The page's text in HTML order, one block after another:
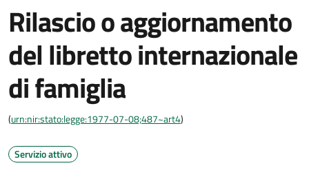
Rilascio o aggiornamento
del libretto internazionale
di famiglia
(urn:nir:stato:legge:1977-07-08;487~art4)
Servizio attivo